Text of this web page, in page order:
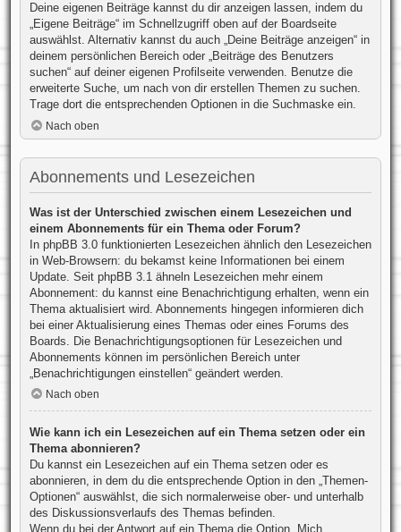
Deine eigenen Beiträge kannst du dir anzeigen lassen, indem du
„Eigene Beiträge“ im Schnellzugriff oben auf der Boardseite
auswählst. Alternativ kannst du auch „Deine Beiträge anzeigen“ in
deinem persönlichen Bereich oder „Beiträge des Benutzers
suchen“ auf deiner eigenen Profilseite verwenden. Benutze die
erweiterte Suche, um nach von dir erstellen Themen zu suchen.
Trage dort die entsprechenden Optionen in die Suchmaske ein.
Nach oben
Abonnements und Lesezeichen
Was ist der Unterschied zwischen einem Lesezeichen und
einem Abonnements für ein Thema oder Forum?
In phpBB 3.0 funktionierten Lesezeichen ähnlich den Lesezeichen
in Web-Browsern: du bekamst keine Informationen bei einem
Update. Seit phpBB 3.1 ähneln Lesezeichen mehr einem
Abonnement: du kannst eine Benachrichtigung erhalten, wenn ein
Thema aktualisiert wird. Abonnements hingegen informieren dich
bei einer Aktualisierung eines Themas oder eines Forums des
Boards. Die Benachrichtigungsoptionen für Lesezeichen und
Abonnements können im persönlichen Bereich unter
„Benachrichtigungen einstellen“ geändert werden.
Nach oben
Wie kann ich ein Lesezeichen auf ein Thema setzen oder ein
Thema abonnieren?
Du kannst ein Lesezeichen auf ein Thema setzen oder es
abonnieren, in dem du die entsprechende Option in den „Themen-
Optionen“ auswählst, die sich normalerweise ober- und unterhalb
des Diskussionsverlaufs des Themas befinden.
Wenn du bei der Antwort auf ein Thema die Option „Mich